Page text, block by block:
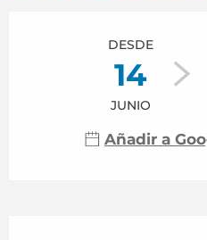
DESDE
14
JUNIO
Añadir a